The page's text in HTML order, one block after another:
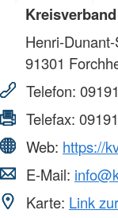
Henri-Dunant-
91301
Telefon:
Telefax:
Web: https://
E-Mail:
Karte: Link